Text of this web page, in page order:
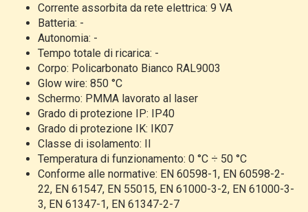
Corrente assorbita da rete elettrica: 9 VA
Batteria: -
Autonomia: -
Tempo totale di ricarica: -
Corpo: Policarbonato Bianco RAL9003
Glow wire: 850 °C
Schermo: PMMA lavorato al laser
Grado di protezione IP: IP40
Grado di protezione IK: IK07
Classe di isolamento: II
Temperatura di funzionamento: 0 °C ÷ 50 °C
Conforme alle normative: EN 60598-1, EN 60598-2-
22, EN 61547, EN 55015, EN 61000-3-2, EN 61000-3-
3, EN 61347-1, EN 61347-2-7